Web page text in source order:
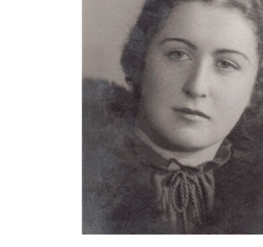
הנחת אתר ספר מודפס
$46
$41